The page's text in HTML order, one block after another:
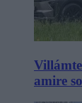
amire